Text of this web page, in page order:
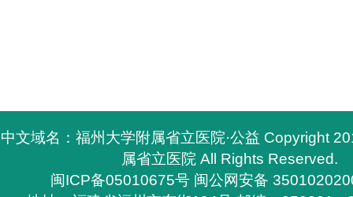
中文域名：福州大学附属省立医院·公益 Copyright
属省立医院 All Rights Reserved.
闽ICP备05010675号 闽公网安备